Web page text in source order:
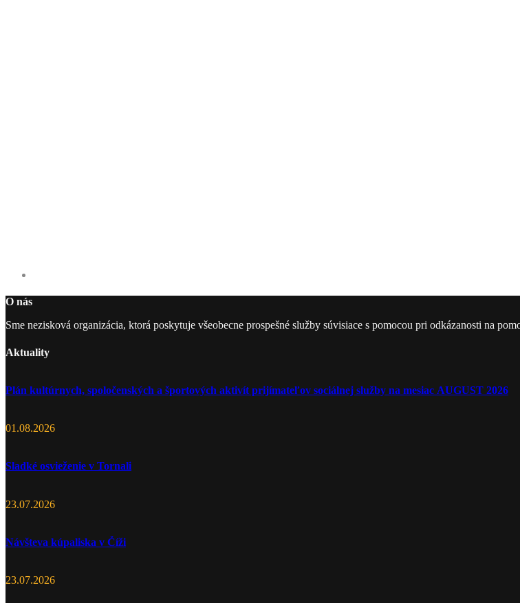
O nás
Sme nezisková organizácia, ktorá poskytuje všeobecne prospešné služby súvisiace s pomocou pri odkázanosti na
Aktuality
Plán kultúrnych, spoločenských a športových aktivít prijímateľov sociálnej služby na mesiac AUGUST 2026
01.08.2026
Sladké osvieženie v Tornali
23.07.2026
Návšteva kúpaliska v Číži
23.07.2026